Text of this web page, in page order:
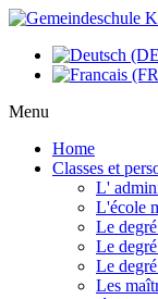
Menu
Home
Classes et
L'
L'école
Le
Le
Le
Les